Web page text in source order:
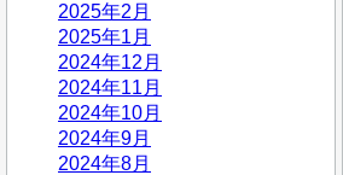
2025年2月
2025年1月
2024年12月
2024年11月
2024年10月
2024年9月
2024年8月